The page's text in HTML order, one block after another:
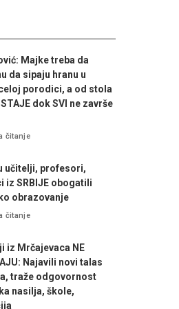
Majke treba da
da sipaju hranu u
porodici, a od stola
dok SVI ne završe
čitanje
učitelji, profesori,
iz SRBIJE obogatili
obrazovanje
čitanje
iz Mrčajevaca NE
Najavili novi talas
traže odgovornost
nasilja, škole,